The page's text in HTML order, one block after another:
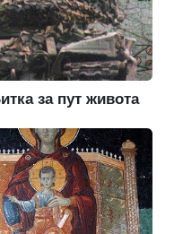
за пут живота